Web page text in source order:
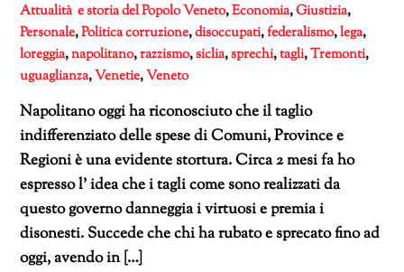
Attualità e storia del Popolo Veneto,Economia,Giustizia,
Personale,Politicacorruzione,disoccupati,federalismo,lega,
loreggia,napolitano,razzismo,siclia,sprechi,tagli,Tremonti,
uguaglianza,Venetie,Veneto
Napolitano oggi ha riconosciuto che il taglio
indifferenziato delle spese di Comuni, Province e
Regioni è una evidente stortura. Circa 2 mesi fa ho
espresso l’ idea che i tagli come sono realizzati da
questo governo danneggia i virtuosi e premia i
disonesti. Succede che chi ha rubato e sprecato fino ad
oggi, avendo in […]